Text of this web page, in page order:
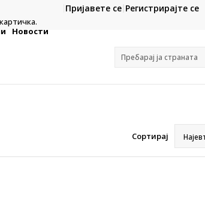
CLICK & COLLECT
Платете со картичка online и
Пријавете се Регистрирајте се
Новости
Пребарај ја страната
Сортирај